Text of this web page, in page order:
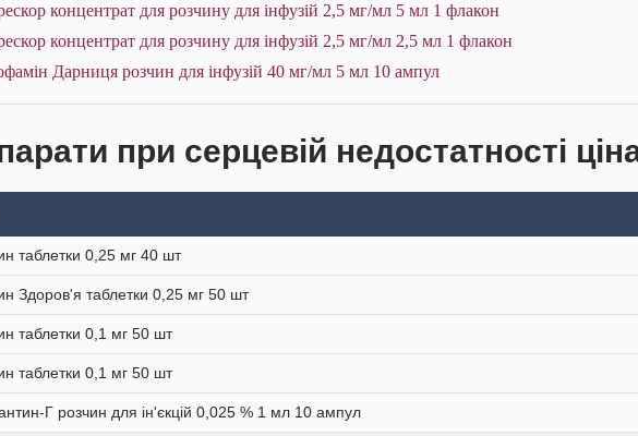
концентрат для розчину для інфузій 2,5 мг/мл 5 мл 1 флакон
концентрат для розчину для інфузій 2,5 мг/мл 2,5 мл 1 флакон
Дарниця розчин для інфузій 40 мг/мл 5 мл 10 ампул
при серцевій недостатності
таблетки 0,25 мг 40 шт
Здоров'я таблетки 0,25 мг 50 шт
таблетки 0,1 мг 50 шт
таблетки 0,1 мг 50 шт
Г розчин для ін'єкцій 0,025 % 1 мл 10 ампул